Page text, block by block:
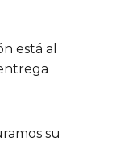
está al
su